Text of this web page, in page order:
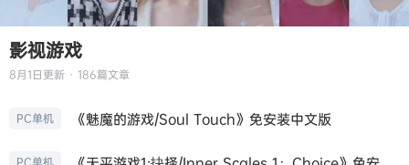
影视游戏
8月1日更新 · 186篇文章
PC单机 《魅魔的游戏/Soul Touch》免安装中文版